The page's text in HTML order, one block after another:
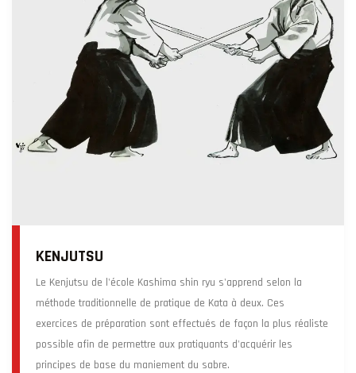
KENJUTSU
Le Kenjutsu de l'école Kashima shin ryu s'apprend selon la
méthode traditionnelle de pratique de Kata à deux. Ces
exercices de préparation sont effectués de façon la plus réaliste
possible afin de permettre aux pratiquants d'acquérir les
principes de base du maniement du sabre.